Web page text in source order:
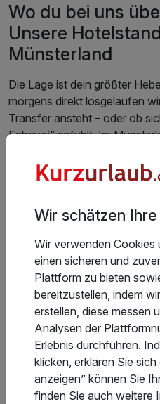
Wo du bei uns
Unsere
Münsterland
Die Lage ist dein größter
morgens direkt losgelaufen
Transfer ansteht – oder ob
Fahrerei“ anfühlt. Im
richtige Basis einen
Schlosskulisse,
Damit die Auswahl leichter
Wegen und
liegen genau in diesen
Arrangement je nach Datum
Hotelstandort / Lagezone
Wir schätzen
Wir verwenden Cookies
einen sicheren und
Plattform zu bieten
bereitzustellen, indem
erstellen, diese messen
Analysen der
Erlebnis durchführen.
klicken, erklären Sie
anzeigen” können Sie
finden Sie auch weitere